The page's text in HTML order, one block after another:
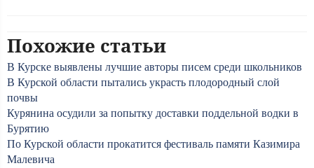
Похожие статьи
В Курске выявлены лучшие авторы писем среди школьников
В Курской области пытались украсть плодородный слой
почвы
Курянина осудили за попытку доставки поддельной водки в
Бурятию
По Курской области прокатится фестиваль памяти Казимира
Малевича